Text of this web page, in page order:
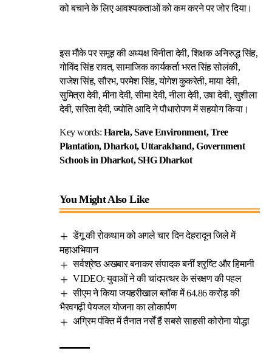
को बचाने के लिए आवश्यकताओं को कम करने पर जोर दिया।
इस मौके पर समूह की अध्यक्ष विनीता देवी, शिक्षक अनिरुद्ध सिंह,
गोविंद सिंह रावत, सामाजिक कार्यकर्ता भरत सिंह सोलंकी,
राजेश सिंह, सौरभ, परमेश सिंह, योगेश कुकरेती, माया देवी,
सुमित्रा देवी, मीना देवी, सीमा देवी, नीला देवी, उषा देवी, सुशीला
देवी, सरिता देवी, ज्योति आदि ने पौधारोपण में सहयोग किया।
Key words: Harela, Save Environment, Tree
Plantation, Dharkot, Uttarakhand, Government
Schools in Dharkot, SHG Dharkot
You Might Also Like
डेंगू की रोकथाम को अगले चार दिन देहरादून जिले में
महाअभियान
सर्वश्रेष्ठ अखबार बनाकर संपादक बनीं श्रृष्टि और हिमानी
VIDEO: युवाओं ने की चांदपत्थर के संरक्षण की पहल
सीएम ने किया जयहरीखाल ब्लॉक में 64.86 करोड़ की
भैरवगढ़ी पेयजल योजना का लोकार्पण
अग्रिम पंक्ति में तैनात नर्सें हैं सबसे साहसी कोरोना योद्धा